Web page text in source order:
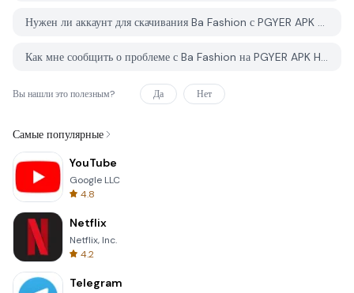
Нужен ли аккаунт для скачивания Ba Fashion с PGYER APK HUB?
Как мне сообщить о проблеме с Ba Fashion на PGYER APK HUB?
Вы нашли это полезным? Да Нет
Самые популярные
YouTube
Google LLC
4.8
Netflix
Netflix, Inc.
4.2
Telegram